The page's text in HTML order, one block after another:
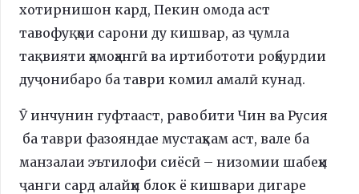
хотирнишон кард, Пекин омода аст
тавофуқҳои сарони ду кишвар, аз ҷумла
тақвияти ҳамоҳангӣ ва иртибототи роҳбурдии
дуҷонибаро ба таври комил амалӣ кунад.
Ӯ инчунин гуфтааст, равобити Чин ва Русия
ба таври фазояндае мустаҳкам аст, вале ба
манзалаи эътилофи сиёсӣ – низомии шабеҳи
ҷанги сард алайҳи блок ё кишвари дигаре